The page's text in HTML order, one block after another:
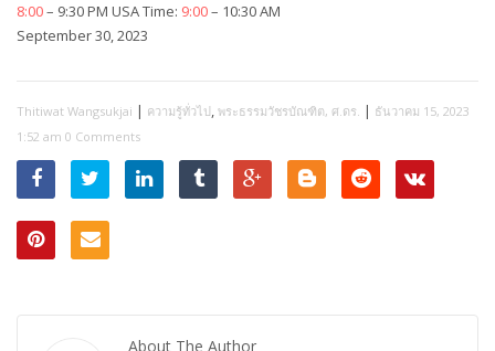
8:00– 9:30 PM USA Time: 9:00– 10:30 AM
September 30, 2023
Thitiwat Wangsukjai | ความรู้ทั่วไป, พระธรรมวัชรบัณฑิต, ศ.ดร. | ธันวาคม 15, 2023
1:52 am 0 Comments
About The Author